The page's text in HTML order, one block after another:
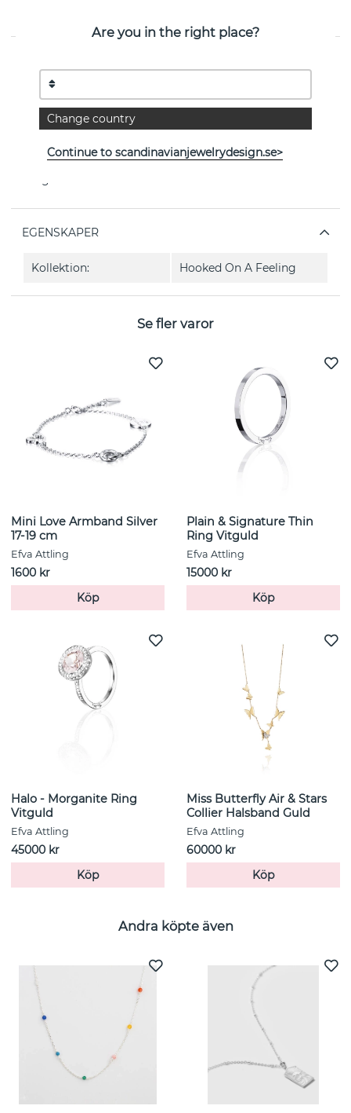
Collier med droppformade länkar i olika storlekar,
vackert och elegant tillverkat i återvunnet 925
sterlingsilver. Hooked on a feeling finns även som
Bredd:6-13,5mm
EGENSKAPER
Kollektion: Hooked On A Feeling
Se fler varor
Mini Love Armband Silver
17-19 cm
Efva Attling
1600 kr
Köp
Plain & Signature Thin
Ring Vitguld
Efva Attling
15000 kr
Köp
Halo - Morganite Ring
Vitguld
Efva Attling
45000 kr
Köp
Miss Butterfly Air & Stars
Collier Halsband Guld
Efva Attling
60000 kr
Köp
Andra köpte även
Are you in the right place?
Change country
Continue to scandinavianjewelrydesign.se>